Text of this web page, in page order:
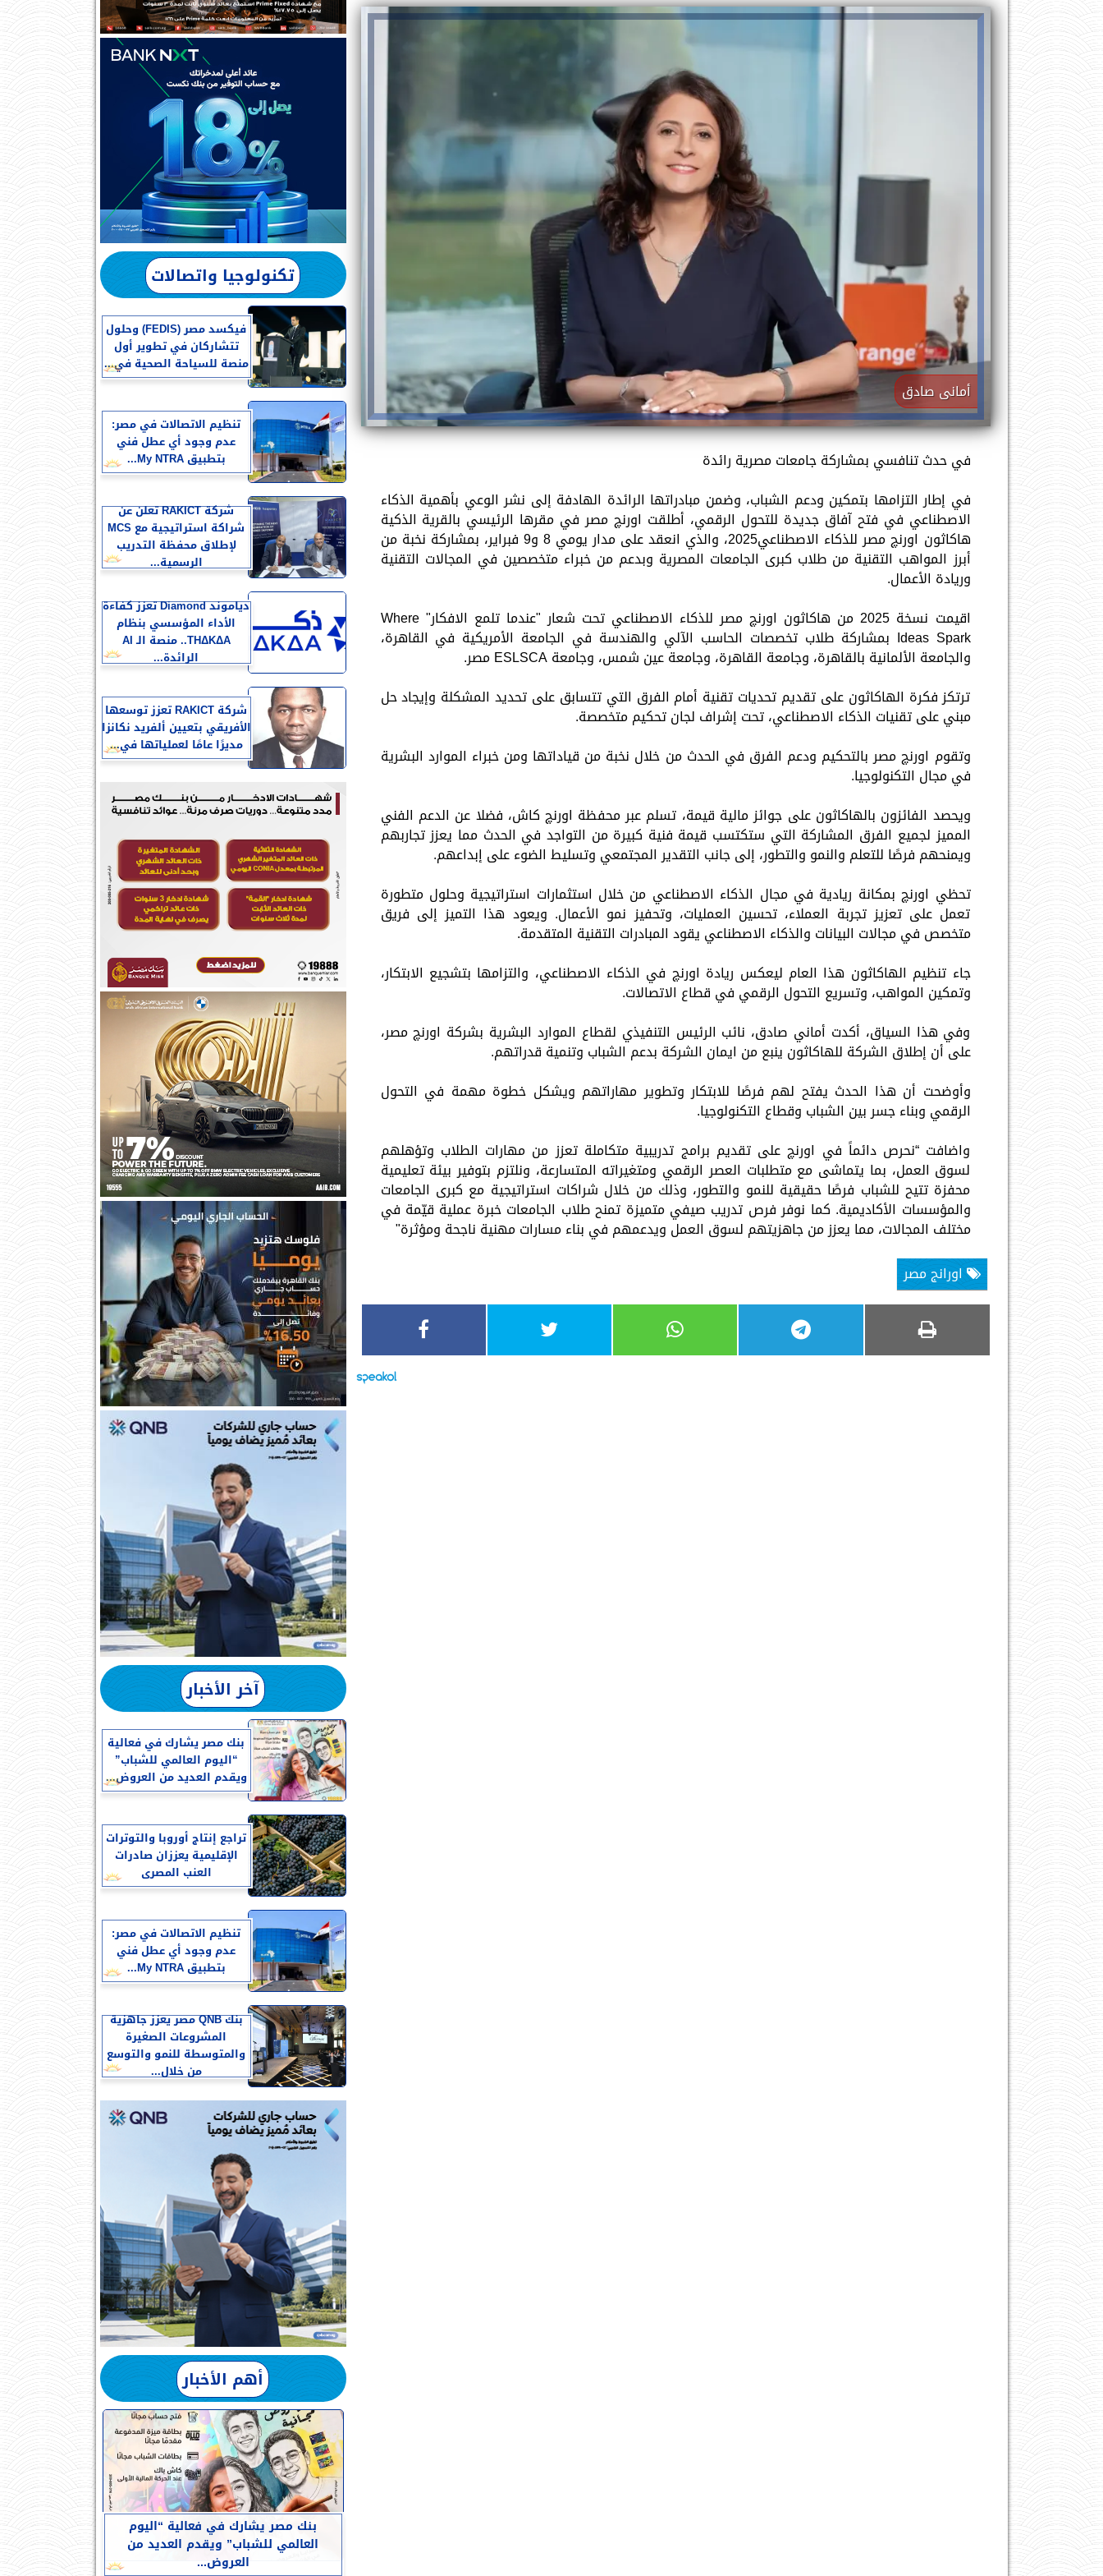
أمانى صادق
في حدث تنافسي بمشاركة جامعات مصرية رائدة
في إطار التزامها بتمكين ودعم الشباب، وضمن مبادراتها الرائدة الهادفة إلى نشر الوعي بأهمية الذكاء
الاصطناعي في فتح آفاق جديدة للتحول الرقمي، أطلقت اورنچ مصر في مقرها الرئيسي بالقرية الذكية
هاكاثون اورنچ مصر للذكاء الاصطناعي2025، والذي انعقد على مدار يومي 8 و9 فبراير، بمشاركة نخبة من
أبرز المواهب التقنية من طلاب كبرى الجامعات المصرية وبدعم من خبراء متخصصين في المجالات التقنية
وريادة الأعمال.
اقيمت نسخة 2025 من هاكاثون اورنچ مصر للذكاء الاصطناعي تحت شعار "عندما تلمع الافكار" Where
Ideas Spark بمشاركة طلاب تخصصات الحاسب الآلي والهندسة في الجامعة الأمريكية في القاهرة،
والجامعة الألمانية بالقاهرة، وجامعة القاهرة، وجامعة عين شمس، وجامعة ESLSCA مصر.
ترتكز فكرة الهاكاثون على تقديم تحديات تقنية أمام الفرق التي تتسابق على تحديد المشكلة وإيجاد حل
مبني على تقنيات الذكاء الاصطناعي، تحت إشراف لجان تحكيم متخصصة.
وتقوم اورنچ مصر بالتحكيم ودعم الفرق في الحدث من خلال نخبة من قياداتها ومن خبراء الموارد البشرية
في مجال التكنولوجيا.
ويحصد الفائزون بالهاكاثون على جوائز مالية قيمة، تسلم عبر محفظة اورنچ كاش، فضلا عن الدعم الفني
المميز لجميع الفرق المشاركة التي ستكتسب قيمة فنية كبيرة من التواجد في الحدث مما يعزز تجاربهم
ويمنحهم فرصًا للتعلم والنمو والتطور، إلى جانب التقدير المجتمعي وتسليط الضوء على إبداعهم.
تحظي اورنچ بمكانة ريادية في مجال الذكاء الاصطناعي من خلال استثمارات استراتيجية وحلول متطورة
تعمل على تعزيز تجربة العملاء، تحسين العمليات، وتحفيز نمو الأعمال. ويعود هذا التميز إلى فريق
متخصص في مجالات البيانات والذكاء الاصطناعي يقود المبادرات التقنية المتقدمة.
جاء تنظيم الهاكاثون هذا العام ليعكس ريادة اورنچ في الذكاء الاصطناعي، والتزامها بتشجيع الابتكار،
وتمكين المواهب، وتسريع التحول الرقمي في قطاع الاتصالات.
وفي هذا السياق، أكدت أماني صادق، نائب الرئيس التنفيذي لقطاع الموارد البشرية بشركة اورنچ مصر،
على أن إطلاق الشركة للهاكاثون ينبع من ايمان الشركة بدعم الشباب وتنمية قدراتهم.
وأوضحت أن هذا الحدث يفتح لهم فرصًا للابتكار وتطوير مهاراتهم ويشكل خطوة مهمة في التحول
الرقمي وبناء جسر بين الشباب وقطاع التكنولوجيا.
واضافت “نحرص دائماً في اورنچ على تقديم برامج تدريبية متكاملة تعزز من مهارات الطلاب وتؤهلهم
لسوق العمل، بما يتماشى مع متطلبات العصر الرقمي ومتغيراته المتسارعة، ونلتزم بتوفير بيئة تعليمية
محفزة تتيح للشباب فرصًا حقيقية للنمو والتطور، وذلك من خلال شراكات استراتيجية مع كبرى الجامعات
والمؤسسات الأكاديمية. كما نوفر فرص تدريب صيفي متميزة تمنح طلاب الجامعات خبرة عملية قيّمة في
مختلف المجالات، مما يعزز من جاهزيتهم لسوق العمل ويدعمهم في بناء مسارات مهنية ناجحة ومؤثرة"
اورانج مصر
تكنولوجيا واتصالات
فيكسد مصر (FEDIS) وحلول
تتشاركان في تطوير أول
منصة للسياحة الصحية في...
تنظيم الاتصالات في مصر:
عدم وجود أي عطل فني
بتطبيق My NTRA...
شركة RAKICT تعلن عن
شراكة استراتيجية مع MCS
لإطلاق محفظة التدريب
الرسمية...
دياموند Diamond تعزز كفاءة
الأداء المؤسسي بنظام
THΔKΔA.. منصة الـ AI
الرائدة...
شركة RAKICT تعزز توسعها
الأفريقي بتعيين ألفريد نكانزا
مديرًا عامًا لعملياتها في...
آخر الأخبار
بنك مصر يشارك في فعالية
“اليوم العالمي للشباب”
ويقدم العديد من العروض...
تراجع إنتاج أوروبا والتوترات
الإقليمية يعززان صادرات
العنب المصرى
تنظيم الاتصالات في مصر:
عدم وجود أي عطل فني
بتطبيق My NTRA...
بنك QNB مصر يعزز جاهزية
المشروعات الصغيرة
والمتوسطة للنمو والتوسع
من خلال...
أهم الأخبار
بنك مصر يشارك في فعالية “اليوم
العالمي للشباب” ويقدم العديد من
العروض...